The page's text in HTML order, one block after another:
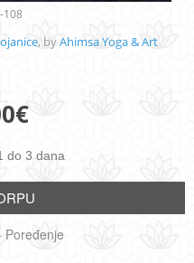
108
, byAhimsa Yoga & Art
€
do 3 dana
Poređenje